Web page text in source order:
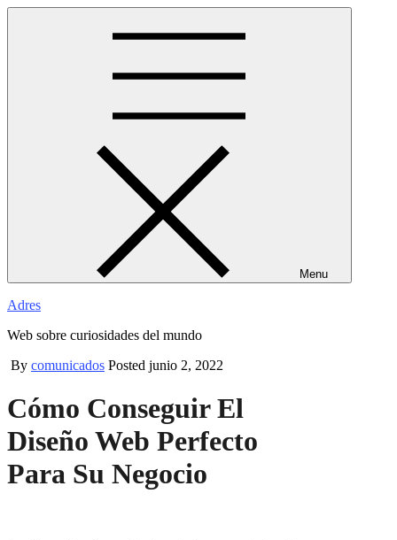
Skip
Menu
Adres
Web sobre curiosidades del mundo
By comunicados Posted junio 2, 2022
Cómo Conseguir El
Diseño Web Perfecto
Para Su Negocio